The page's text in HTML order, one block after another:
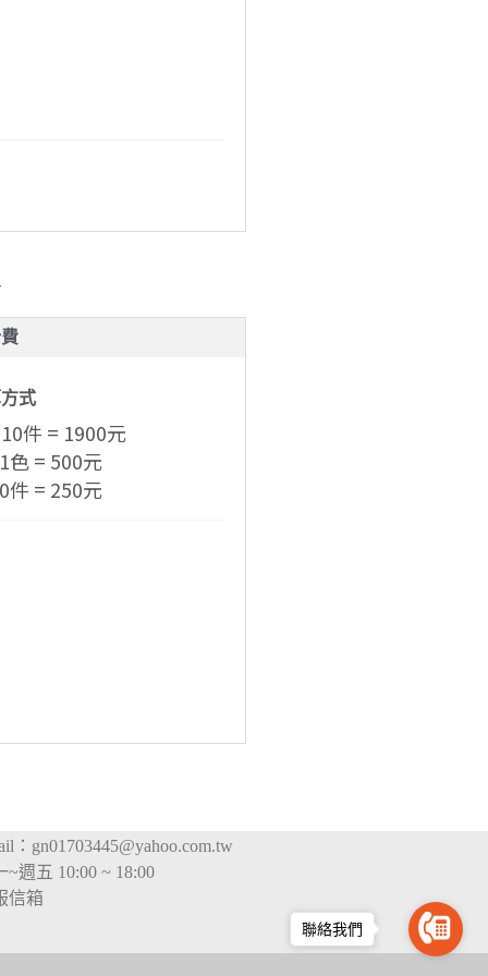
式
件 = 1900元
色 = 500元
件 = 250元
： gn01703445@yahoo.com.tw
~週五 10:00 ~ 18:00
信箱
聯絡我們